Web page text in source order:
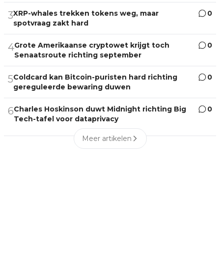
3XRP-whales trekken tokens weg, maar
spotvraag zakt hard
0
4Grote Amerikaanse cryptowet krijgt toch
Senaatsroute richting september
0
5Coldcard kan Bitcoin-puristen hard richting
gereguleerde bewaring duwen
0
6Charles Hoskinson duwt Midnight richting Big
Tech-tafel voor dataprivacy
0
Meer artikelen